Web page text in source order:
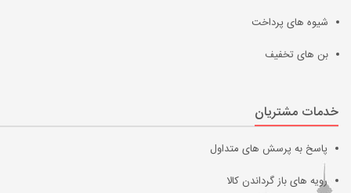
شیوه های پرداخت
بن های تخفیف
خدمات مشتریان
پاسخ به پرسش های متداول
رویه های باز گرداندن کالا